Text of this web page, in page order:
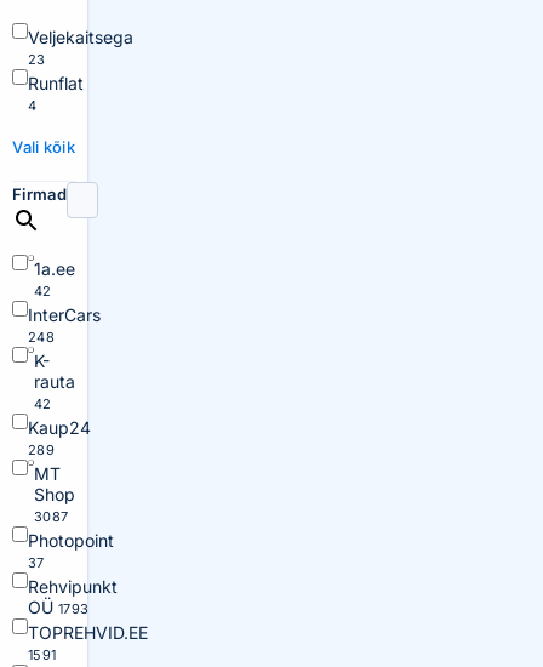
Veljekaitsega
23
Runflat
4
Vali kõik
Firmad
1a.ee
42
InterCars
248
K-
rauta
42
Kaup24
289
MT
Shop
3087
Photopoint
37
Rehvipunkt
OÜ 1793
TOPREHVID.EE
1591